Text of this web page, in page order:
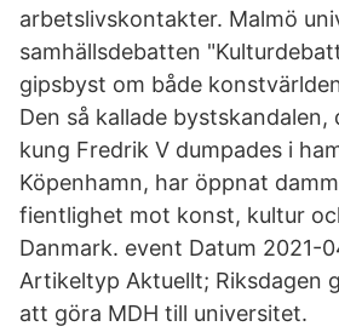
arbetslivskontakter. Malmö
samhällsdebatten
gipsbyst om både
Den så kallade
kung Fredrik V dumpades i
Köpenhamn, har öppnat
fientlighet mot konst, kultur
Danmark. event Datum 2021-
Artikeltyp Aktuellt; Riksdagen
att göra MDH till universitet.